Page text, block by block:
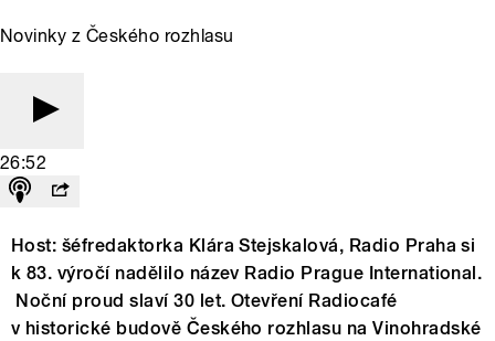
Novinky z Českého rozhlasu
26:52
Host: šéfredaktorka Klára Stejskalová, Radio Praha si
k 83. výročí nadělilo název Radio Prague International.
Noční proud slaví 30 let. Otevření Radiocafé
v historické budově Českého rozhlasu na Vinohradské